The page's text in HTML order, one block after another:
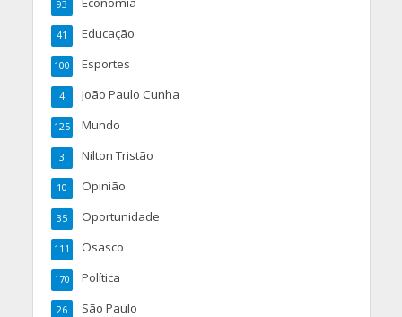
93
Educação
41
Esportes
100
João Paulo Cunha
4
Mundo
125
Nilton Tristão
3
Opinião
10
Oportunidade
35
Osasco
111
Política
170
São Paulo
26